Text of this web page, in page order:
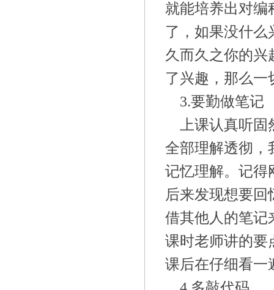
就能培养出对编
了，如果没什么
久而久之你的兴
了兴趣，那么一
3.要勤做笔记
上课认真听
全部理解透彻，
记忆理解。记得
后来发现想要
借其他人的笔记
课时老师讲的要
课后在仔细看一